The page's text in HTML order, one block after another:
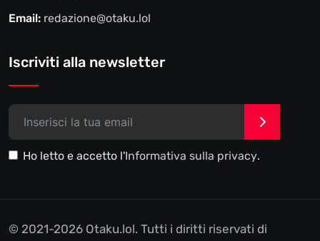
Email: redazione@otaku.lol
Iscriviti alla newsletter
Ho letto e accetto l'Informativa sulla privacy.
>
© 2021-2026 Otaku.lol. Tutti i diritti riservati di